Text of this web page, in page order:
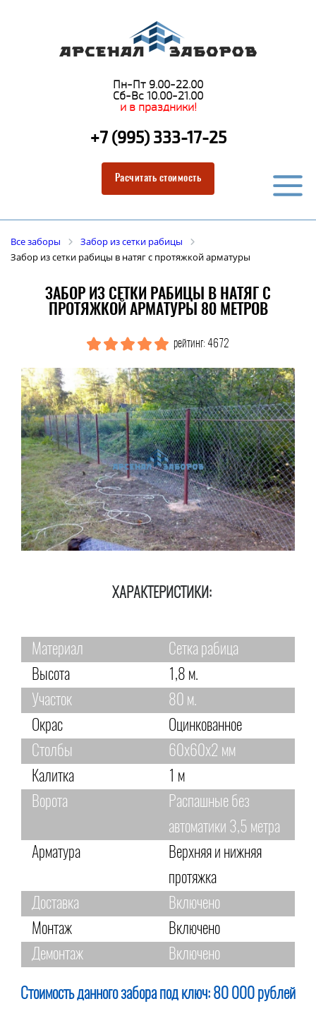
Пн-Пт 9.00-22.00
Сб-Вс 10.00-21.00
и в праздники!
+7 (995) 333-17-25
Расчитать стоимость
Все заборы
Забор из сетки рабицы
Забор из сетки рабицы в натяг с протяжкой арматуры
ЗАБОР ИЗ СЕТКИ РАБИЦЫ В НАТЯГ С
ПРОТЯЖКОЙ АРМАТУРЫ 80 МЕТРОВ
рейтинг: 4672
ХАРАКТЕРИСТИКИ:
Материал
Сетка рабица
Высота
1,8 м.
Участок
80 м.
Окрас
Оцинкованное
Столбы
60х60х2 мм
Калитка
1 м
Ворота
Распашные без
автоматики 3,5 метра
Арматура
Верхняя и нижняя
протяжка
Доставка
Включено
Монтаж
Включено
Демонтаж
Включено
Стоимость данного забора под ключ: 80 000 рублей